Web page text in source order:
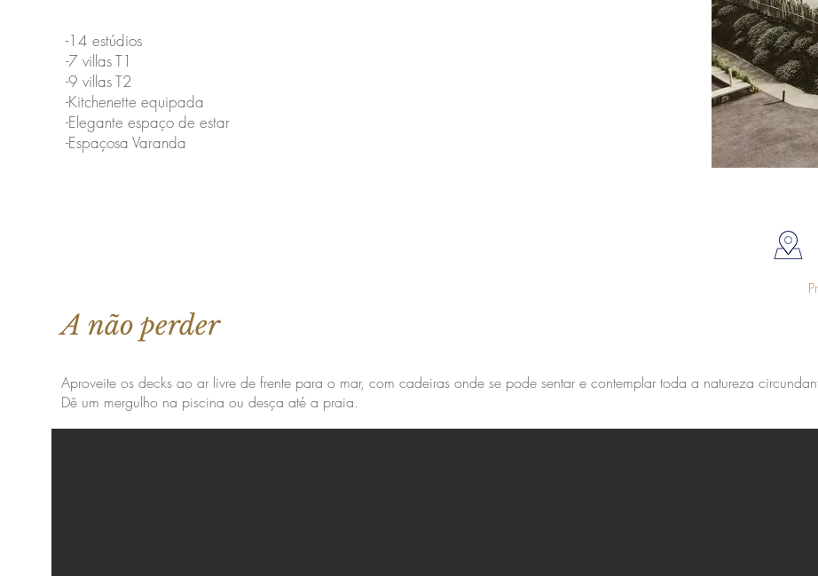
-14 estúdios
-7 villas T1
-9 villas T2
-Kitchenette equipada
-Elegante espaço de estar
-Espaçosa Varanda
A não perder
Aproveite os decks ao ar livre de frente para o mar, com cadeiras onde se pode sentar e contemplar toda a natureza
Dê um mergulho na piscina ou desça até a praia.